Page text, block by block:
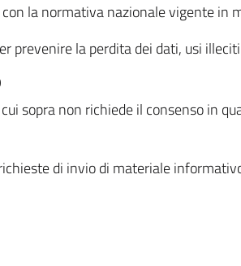
la normativa nazionale vigente in
prevenire la perdita dei dati, usi
sopra non richiede il consenso in
di invio di materiale